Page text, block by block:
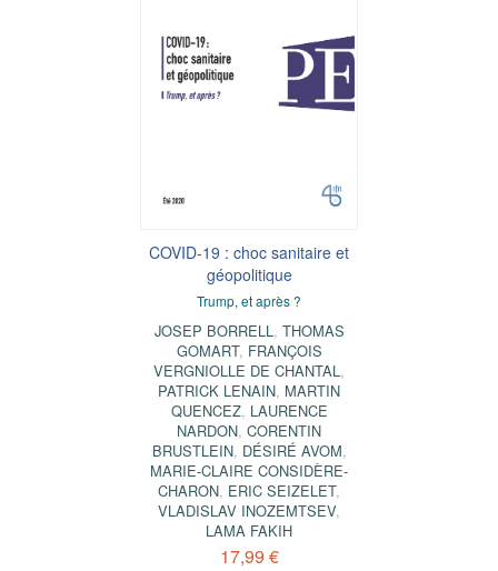
COVID-19 : choc sanitaire et
géopolitique
Trump, et après ?
JOSEP BORRELL, THOMAS
GOMART, FRANÇOIS
VERGNIOLLE DE CHANTAL,
PATRICK LENAIN, MARTIN
QUENCEZ, LAURENCE
NARDON, CORENTIN
BRUSTLEIN, DÉSIRÉ AVOM,
MARIE-CLAIRE CONSIDÈRE-
CHARON, ERIC SEIZELET,
VLADISLAV INOZEMTSEV,
LAMA FAKIH
17,99 €